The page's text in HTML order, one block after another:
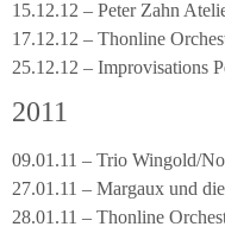
15.12.12 – Peter Zahn
17.12.12 – Thonline
25.12.12 – Improvisations
2011
09.01.11 – Trio Wingold/
27.01.11 – Margaux und
28.01.11 – Thonline